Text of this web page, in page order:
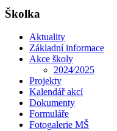
Školka
Aktuality
Základní informace
Akce školy
2024⁄2025
Projekty
Kalendář akcí
Dokumenty
Formuláře
Fotogalerie MŠ